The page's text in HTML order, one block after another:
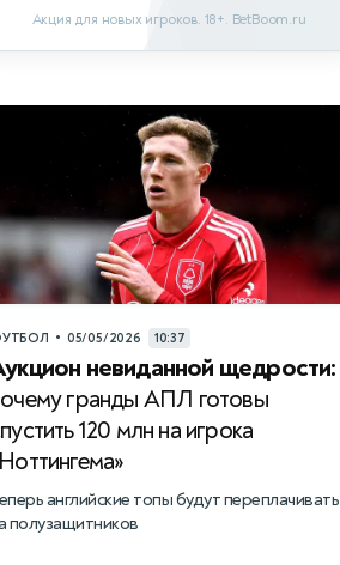
Акция для новых игроков. 18+. BetBoom.ru
• 05/05/2026 10:37
невиданной щедрости:
гранды АПЛ готовы
120 млн на игрока
английские топы будут переплачивать
полузащитников